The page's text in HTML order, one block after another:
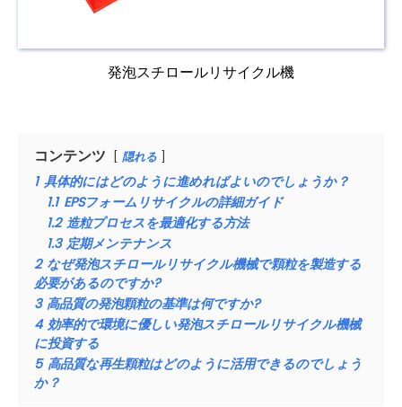
発泡スチロールリサイクル機
コンテンツ 隠れる
1 具体的にはどのように進めればよいのでしょうか？
1.1 EPSフォームリサイクルの詳細ガイド
1.2 造粒プロセスを最適化する方法
1.3 定期メンテナンス
2 なぜ発泡スチロールリサイクル機械で顆粒を製造する
必要があるのですか?
3 高品質の発泡顆粒の基準は何ですか?
4 効率的で環境に優しい発泡スチロールリサイクル機械
に投資する
5 高品質な再生顆粒はどのように活用できるのでしょう
か？